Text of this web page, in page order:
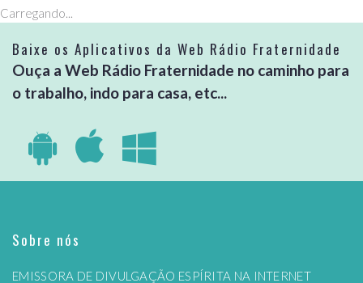
Carregando...
Baixe os Aplicativos da Web Rádio Fraternidade
Ouça a Web Rádio Fraternidade no caminho para
o trabalho, indo para casa, etc...
Sobre nós
EMISSORA DE DIVULGAÇÃO ESPÍRITA NA INTERNET